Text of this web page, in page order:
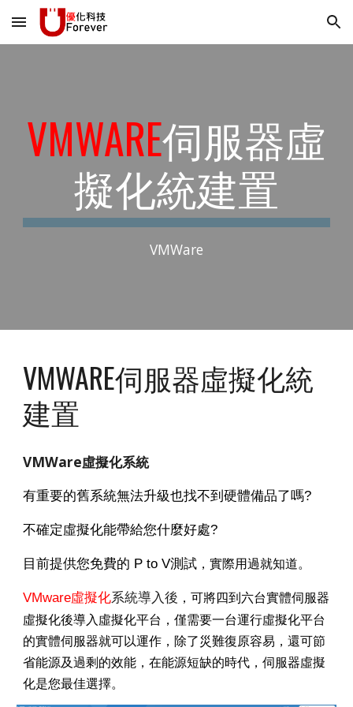
Skip to main content Skip to navigation
VMWARE伺服器虛
擬化統建置
VMWare
VMWARE伺服器虛擬化統
建置
VMWare虛擬化系統
有重要的舊系統無法升級也找不到硬體備品了嗎?
不確定虛擬化能帶給您什麼好處?
目前提供您免費的 P to V測試 ，實際用過就知道。
VMware虛擬化系統導入後 ，可將四到六台實體伺服器
虛擬化後導入虛擬化平台，僅需要一台運行虛擬化平台
的實體伺服器就可以運作，除了災難復原容易，還可節
省能源及過剩的效能，在能源短缺的時代，伺服器虛擬
化是您最佳選擇。